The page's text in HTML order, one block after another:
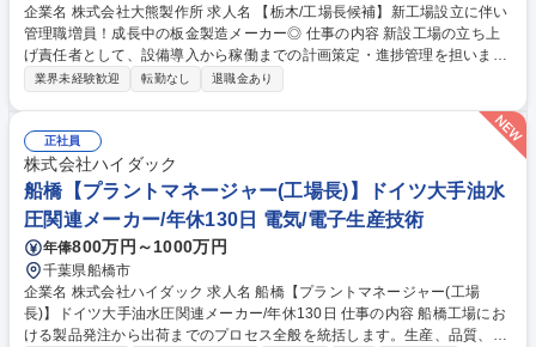
企業名 株式会社大熊製作所 求人名 【栃木/工場長候補】新工場設立に伴い
管理職増員！成長中の板金製造メーカー◎ 仕事の内容 新設工場の立ち上
げ責任者として、設備導入から稼働までの計画策定・進捗管理を担いま
す。 (変更範囲：当社業務全般) 板金加工を中心とした生産工程の最適化、
ていただきます。 加えて、ロボットシステム導入を軸にDX化を推進し、
既存工場との連携や業務プロセスの標準化を進めます。会長・社長と直接
協議し、経営視点での改善提案や課題解決にも関与していただきます。 募
集職種 【栃木/工場長候補】新工場設立に伴い管理職増員！成長中の板金
製造メーカー◎
業界未経験歓迎 転勤なし 退職金あり
正社員
株式会社ハイダック
船橋【プラントマネージャー(工場長)】ドイツ大手油水
圧関連メーカー/年休130日 電気/電子生産技術
年俸800万円～1000万円
千葉県船橋市
企業名 株式会社ハイダック 求人名 船橋【プラントマネージャー(工場
長)】ドイツ大手油水圧関連メーカー/年休130日 仕事の内容 船橋工場にお
ける製品発注から出荷までのプロセス全般を統括します。生産、品質、在